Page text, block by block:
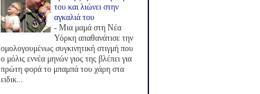
του και λιώνει στην
αγκαλιά του
- Μια μαμά στη Νέα
Υόρκη απαθανάτισε την
ομολογουμένως συγκινητική στιγμή που
ο μόλις εννέα μηνών γιος της βλέπει για
πρώτη φορά το μπαμπά του χάρη στα
ειδικ...